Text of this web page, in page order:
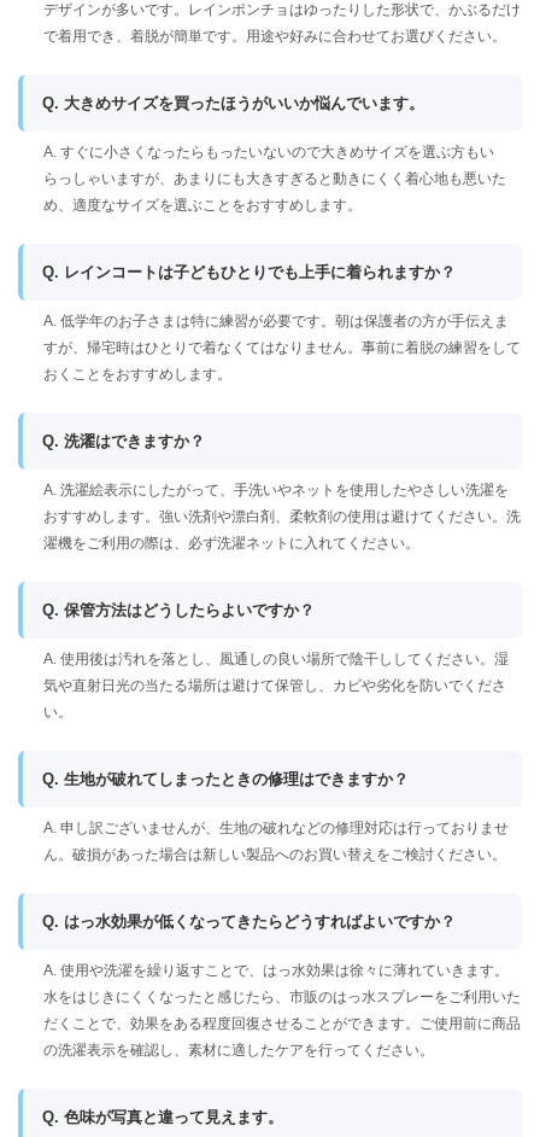
デザインが多いです。レインポンチョはゆったりした形状で、かぶるだけ
で着用でき、着脱が簡単です。用途や好みに合わせてお選びください。
Q. 大きめサイズを買ったほうがいいか悩んでいます。
A. すぐに小さくなったらもったいないので大きめサイズを選ぶ方もい
らっしゃいますが、あまりにも大きすぎると動きにくく着心地も悪いた
め、適度なサイズを選ぶことをおすすめします。
Q. レインコートは子どもひとりでも上手に着られますか？
A. 低学年のお子さまは特に練習が必要です。朝は保護者の方が手伝えま
すが、帰宅時はひとりで着なくてはなりません。事前に着脱の練習をして
おくことをおすすめします。
Q. 洗濯はできますか？
A. 洗濯絵表示にしたがって、手洗いやネットを使用したやさしい洗濯を
おすすめします。強い洗剤や漂白剤、柔軟剤の使用は避けてください。洗
濯機をご利用の際は、必ず洗濯ネットに入れてください。
Q. 保管方法はどうしたらよいですか？
A. 使用後は汚れを落とし、風通しの良い場所で陰干ししてください。湿
気や直射日光の当たる場所は避けて保管し、カビや劣化を防いでくださ
い。
Q. 生地が破れてしまったときの修理はできますか？
A. 申し訳ございませんが、生地の破れなどの修理対応は行っておりませ
ん。破損があった場合は新しい製品へのお買い替えをご検討ください。
Q. はっ水効果が低くなってきたらどうすればよいですか？
A. 使用や洗濯を繰り返すことで、はっ水効果は徐々に薄れていきます。
水をはじきにくくなったと感じたら、市販のはっ水スプレーをご利用いた
だくことで、効果をある程度回復させることができます。ご使用前に商品
の洗濯表示を確認し、素材に適したケアを行ってください。
Q. 色味が写真と違って見えます。